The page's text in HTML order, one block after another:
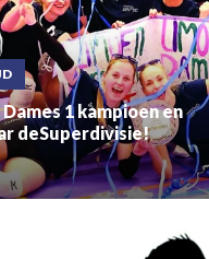
1 kampioen en
deSuperdivisie!